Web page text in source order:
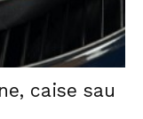
caise sau